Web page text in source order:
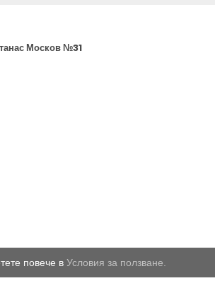
повече в Условия за ползване.
Москов №31